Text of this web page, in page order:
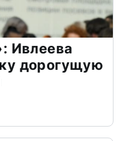
Ивлеева
дорогущую